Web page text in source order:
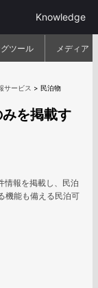
Knowledge
ツール メディア
サービス >民泊物
を掲載す
情報を掲載し、民泊
機能も備える民泊可